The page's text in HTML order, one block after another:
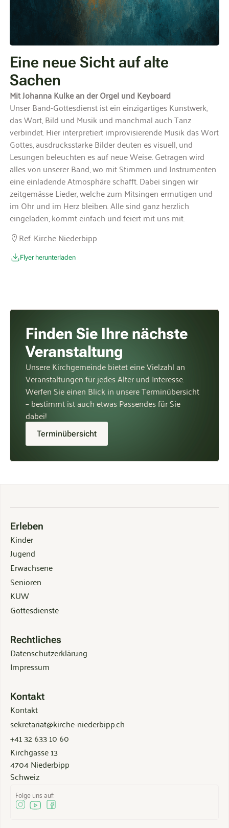
Eine neue Sicht auf alte
Sachen
Mit Johanna Kulke an der Orgel und Keyboard
Unser Band-Gottesdienst ist ein einzigartiges Kunstwerk,
das Wort, Bild und Musik und manchmal auch Tanz
verbindet. Hier interpretiert improvisierende Musik das Wort
Gottes, ausdrucksstarke Bilder deuten es visuell, und
Lesungen beleuchten es auf neue Weise. Getragen wird
alles von unserer Band, wo mit Stimmen und Instrumenten
eine einladende Atmosphäre schafft. Dabei singen wir
zeitgemässe Lieder, welche zum Mitsingen ermutigen und
im Ohr und im Herz bleiben. Alle sind ganz herzlich
eingeladen, kommt einfach und feiert mit uns mit.
Ref. Kirche Niederbipp
Flyer herunterladen
Finden Sie Ihre nächste
Veranstaltung
Unsere Kirchgemeinde bietet eine Vielzahl an
Veranstaltungen für jedes Alter und Interesse.
Werfen Sie einen Blick in unsere Terminübersicht
– bestimmt ist auch etwas Passendes für Sie
dabei!
Terminübersicht
Erleben
Kinder
Jugend
Erwachsene
Senioren
KUW
Gottesdienste
Rechtliches
Datenschutzerklärung
Impressum
Kontakt
Kontakt
sekretariat@kirche-niederbipp.ch
+41 32 633 10 60
Kirchgasse 13
4704 Niederbipp
Schweiz
Folge uns auf: